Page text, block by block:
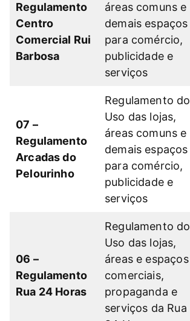
Regulamento
Centro
Comercial Rui
Barbosa
áreas comuns e
demais espaços
para comércio,
publicidade e
serviços
07 –
Regulamento
Arcadas do
Pelourinho
Regulamento do
Uso das lojas,
áreas comuns e
demais espaços
para comércio,
publicidade e
serviços
06 –
Regulamento
Rua 24 Horas
Regulamento do
Uso das lojas,
áreas e espaços
comerciais,
propaganda e
serviços da Rua